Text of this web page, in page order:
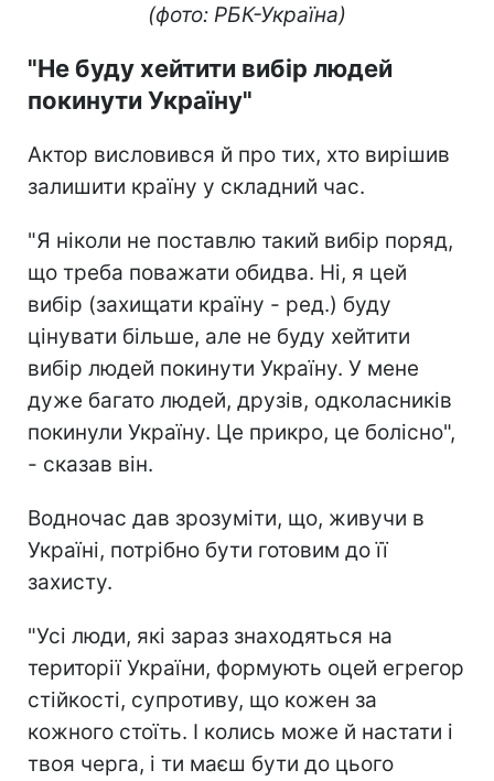
(фото: РБК-Україна)
"Не буду хейтити вибір людей
покинути Україну"
Актор висловився й про тих, хто вирішив
залишити країну у складний час.
"Я ніколи не поставлю такий вибір поряд,
що треба поважати обидва. Ні, я цей
вибір (захищати країну - ред.) буду
цінувати більше, але не буду хейтити
вибір людей покинути Україну. У мене
дуже багато людей, друзів, одколасників
покинули Україну. Це прикро, це болісно",
- сказав він.
Водночас дав зрозуміти, що, живучи в
Україні, потрібно бути готовим до її
захисту.
"Усі люди, які зараз знаходяться на
території України, формують оцей егрегор
стійкості, супротиву, що кожен за
кожного стоїть. І колись може й настати і
твоя черга, і ти маєш бути до цього